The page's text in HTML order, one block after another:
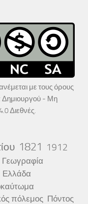
με τους όρους
Δημιουργού - Μη
Διεθνές.
1821 1912
Γεωγραφία
Ελλάδα
πόλεμος Πόντος